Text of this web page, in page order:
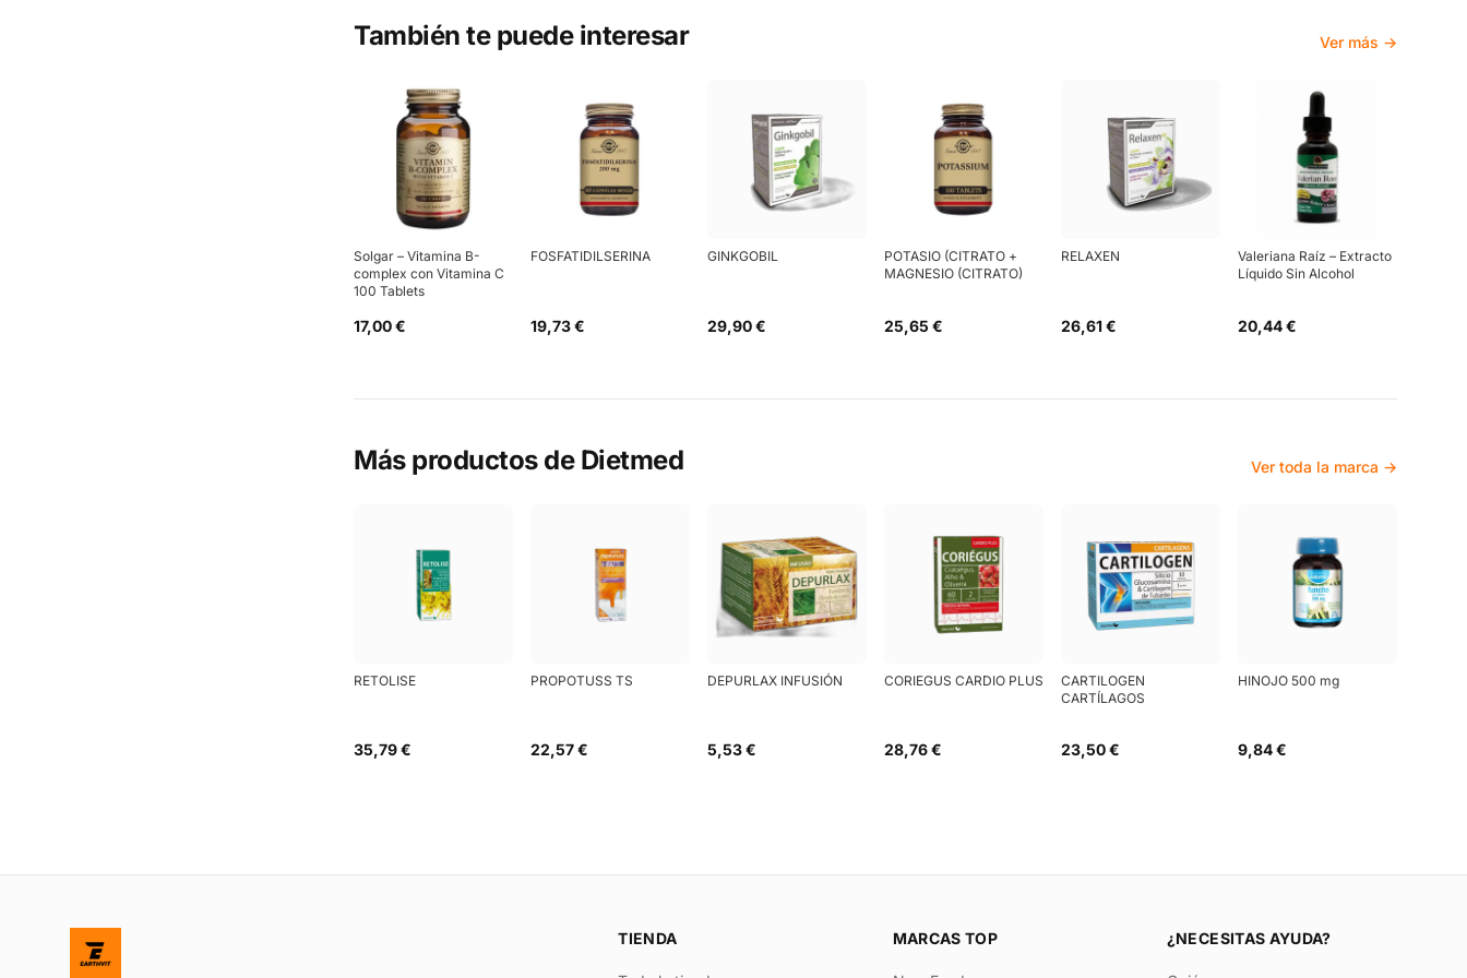
También te puede interesar Ver más →
Solgar – Vitamina B-
complex con Vitamina C
100 Tablets
17,00 €
FOSFATIDILSERINA
19,73 €
GINKGOBIL
29,90 €
POTASIO (CITRATO +
MAGNESIO (CITRATO)
25,65 €
RELAXEN
26,61 €
Valeriana Raíz – Extracto
Líquido Sin Alcohol
20,44 €
Más productos de Dietmed Ver toda la marca →
RETOLISE
35,79 €
PROPOTUSS TS
22,57 €
DEPURLAX INFUSIÓN
5,53 €
CORIEGUS CARDIO PLUS
28,76 €
CARTILOGEN
CARTÍLAGOS
23,50 €
HINOJO 500 mg
9,84 €
TIENDA MARCAS TOP ¿NECESITAS AYUDA?